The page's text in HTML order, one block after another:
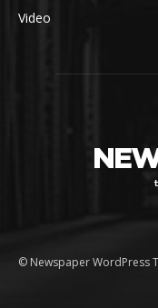
Video
© Newspaper WordPress